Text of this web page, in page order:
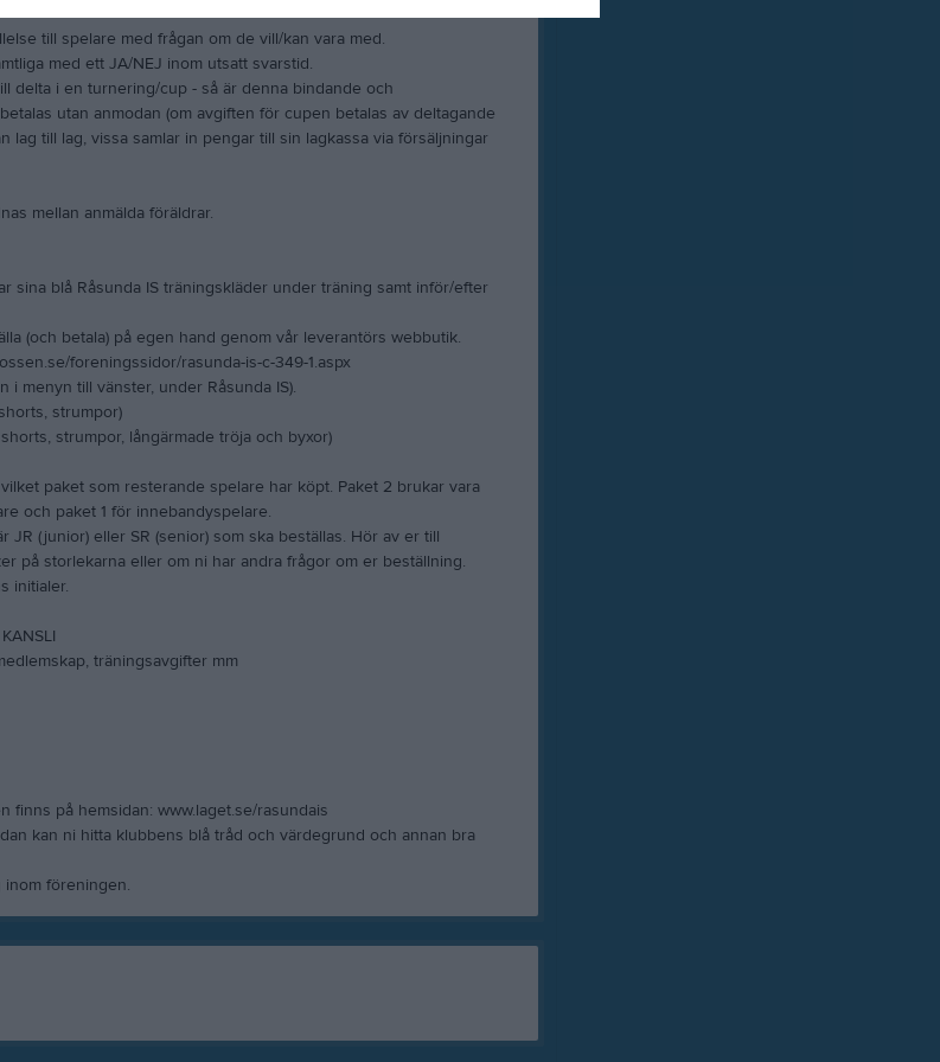
till spelare med frågan om de vill/kan vara med.
med ett JA/NEJ inom utsatt svarstid.
delta i en turnering/cup - så är denna bindande och
utan anmodan (om avgiften för cupen betalas av deltagande
lag till lag, vissa samlar in pengar till sin lagkassa via försäljningar
mellan anmälda föräldrar.
sina blå Råsunda IS träningskläder under träning samt inför/efter
(och betala) på egen hand genom vår leverantörs webbutik.
foreningssidor/rasunda-is-c-349-1.aspx
i menyn till vänster, under Råsunda IS).
strumpor)
strumpor, långärmade tröja och byxor)
paket som resterande spelare har köpt. Paket 2 brukar vara
och paket 1 för innebandyspelare.
JR (junior) eller SR (senior) som ska beställas. Hör av er till
på storlekarna eller om ni har andra frågor om er beställning.
initialer.
träningsavgifter mm
finns på hemsidan: www.laget.se/rasundais
kan ni hitta klubbens blå tråd och värdegrund och annan bra
inom föreningen.